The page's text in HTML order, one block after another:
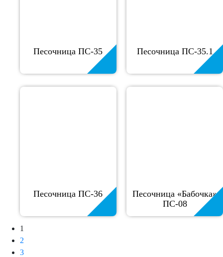
Песочница ПС-35 Песочница ПС-35.1
Песочница ПС-36
Песочница «Бабочка»
ПС-08
1
2
3